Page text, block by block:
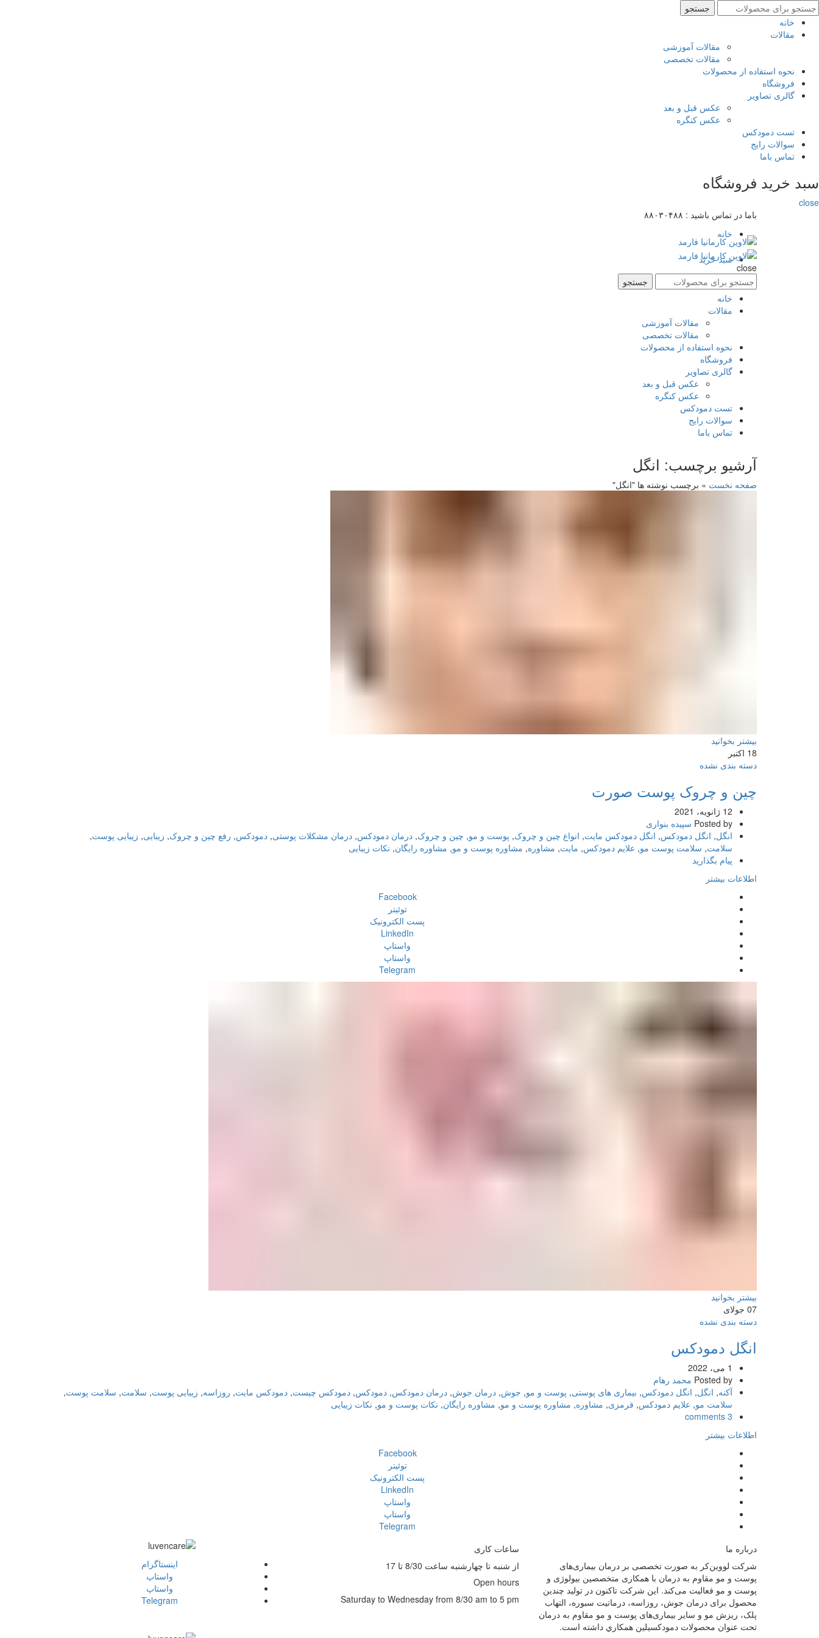
جستجو
برای
جستجو
خانه
مقالات
مقالات آموزشی
مقالات تخصصی
نحوه استفاده از محصولات
فروشگاه
گالری تصاویر
عکس قبل و بعد
عکس کنگره
تست دمودکس
سوالات رایج
تماس باما
سبد خرید فروشگاه
close
باما در تماس باشید : ۸۸۰۳۰۴۸۸
خانه
سبد خرید
close
جستجو
برای
جستجو
خانه
مقالات
مقالات آموزشی
مقالات تخصصی
نحوه استفاده از محصولات
فروشگاه
گالری تصاویر
عکس قبل و بعد
عکس کنگره
تست دمودکس
سوالات رایج
تماس باما
آرشیو برچسب: انگل
صفحه نخست » برچسب نوشته ها "انگل"
بیشتر بخوانید
18 اکتبر
دسته بندی نشده
چین و چروک پوست صورت
12 ژانویه، 2021
Posted by سپیده بنواری
انگل, انگل دمودکس, انگل دمودکس مایت, انواع چین و چروک, پوست و مو, چین و چروک, درمان دمودکس, درمان مشکلات پوستی, دمودکس, رفع چین و چروک, زیبایی, زیبایی پوست,
سلامت, سلامت پوست مو, علایم دمودکس, مایت, مشاوره, مشاوره پوست و مو, مشاوره رایگان, نکات زیبایی
پیام بگذارید
اطلاعات بیشتر
Facebook
توئیتر
پست الکترونیک
LinkedIn
واستاپ
واستاپ
Telegram
بیشتر بخوانید
07 جولای
دسته بندی نشده
انگل دمودکس
1 می، 2022
Posted by محمد رهام
آکنه, انگل, انگل دمودکس, بیماری های پوستی, پوست و مو, جوش, درمان جوش, درمان دمودکس, دمودکس, دمودکس چیست, دمودکس مایت, روزاسه, زیبایی پوست, سلامت, سلامت پوست,
سلامت مو, علایم دمودکس, قرمزی, مشاوره, مشاوره پوست و مو, مشاوره رایگان, نکات پوست و مو, نکات زیبایی
3 comments
اطلاعات بیشتر
Facebook
توئیتر
پست الکترونیک
LinkedIn
واستاپ
واستاپ
Telegram
اينستاگرام
واستاپ
واستاپ
Telegram
ساعات کاری
از شنبه تا چهارشنبه ساعت 8/30 تا 17
Open hours
Saturday to Wednesday from 8/30 am to 5 pm
درباره ما
شرکت لووین‌کر به صورت تخصصی بر درمان بیماری‌های
پوست و مو مقاوم به درمان با همکاری متخصصین بیولوژی و
پوست و مو فعالیت می‌کند. این شرکت تاکنون در توليد چندین
محصول برای درمان جوش، روزاسه، درماتيت سبوره، التهاب
پلک، ریزش مو و سایر بیماری‌های پوست و مو مقاوم به درمان
تحت عنوان محصولات دمودکسیلین همكاري داشته است.